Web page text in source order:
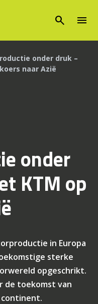
search menu
onder druk –
naar Azië
onder
KTM op
in Europa
sterke
opgeschrikt.
de toekomst van